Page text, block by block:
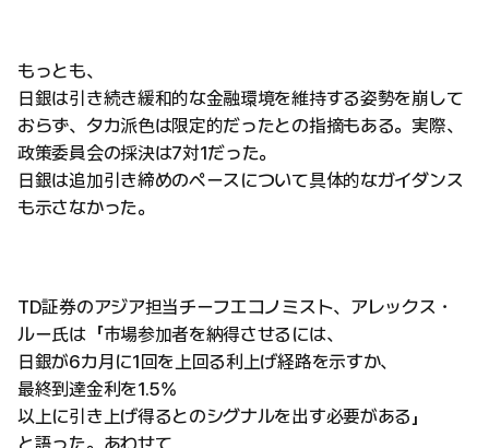
もっとも、
日銀は引き続き緩和的な金融環境を維持する姿勢を崩して
おらず、タカ派色は限定的だったとの指摘もある。実際、
政策委員会の採決は7対1だった。
日銀は追加引き締めのペースについて具体的なガイダンス
も示さなかった。
TD証券のアジア担当チーフエコノミスト、アレックス・
ルー氏は「市場参加者を納得させるには、
日銀が6カ月に1回を上回る利上げ経路を示すか、
最終到達金利を1.5%
以上に引き上げ得るとのシグナルを出す必要がある」
と語った。あわせて